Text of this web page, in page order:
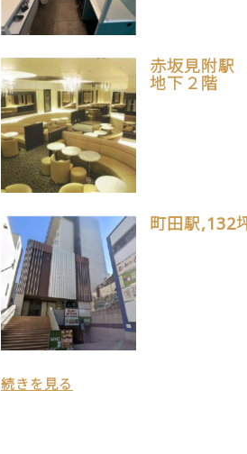
赤坂見附
地下２階
町田駅,132
続きを見る